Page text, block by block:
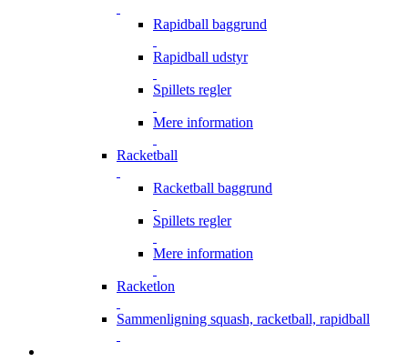
Rapidball baggrund
Rapidball udstyr
Spillets regler
Mere information
Racketball
Racketball baggrund
Spillets regler
Mere information
Racketlon
Sammenligning squash, racketball, rapidball